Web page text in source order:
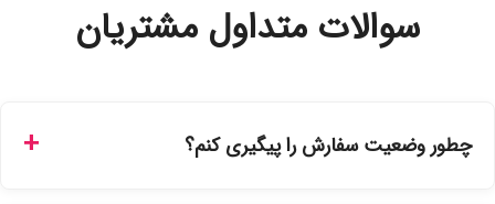
سوالات متداول مشتریان
چطور وضعیت سفارش را پیگیری کنم؟